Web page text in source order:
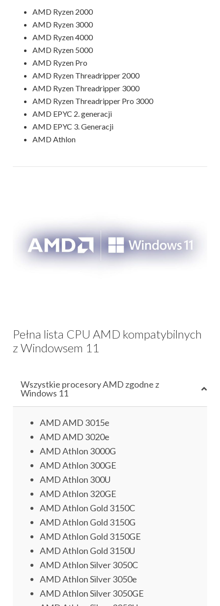
AMD Ryzen 2000
AMD Ryzen 3000
AMD Ryzen 4000
AMD Ryzen 5000
AMD Ryzen Pro
AMD Ryzen Threadripper 2000
AMD Ryzen Threadripper 3000
AMD Ryzen Threadripper Pro 3000
AMD EPYC 2. generacji
AMD EPYC 3. Generacji
AMD Athlon
Pełna lista CPU AMD kompatybilnych
z Windowsem 11
Wszystkie procesory AMD zgodne z
Windows 11
AMD AMD 3015e
AMD AMD 3020e
AMD Athlon 3000G
AMD Athlon 300GE
AMD Athlon 300U
AMD Athlon 320GE
AMD Athlon Gold 3150C
AMD Athlon Gold 3150G
AMD Athlon Gold 3150GE
AMD Athlon Gold 3150U
AMD Athlon Silver 3050C
AMD Athlon Silver 3050e
AMD Athlon Silver 3050GE